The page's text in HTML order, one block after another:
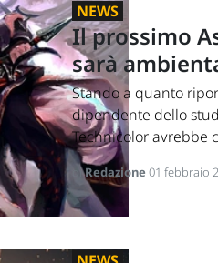
NEWS
Il prossimo
sarà
Stando a quanto
dipendente dello
Technicolor avrebbe
diRedazione01 febbraio